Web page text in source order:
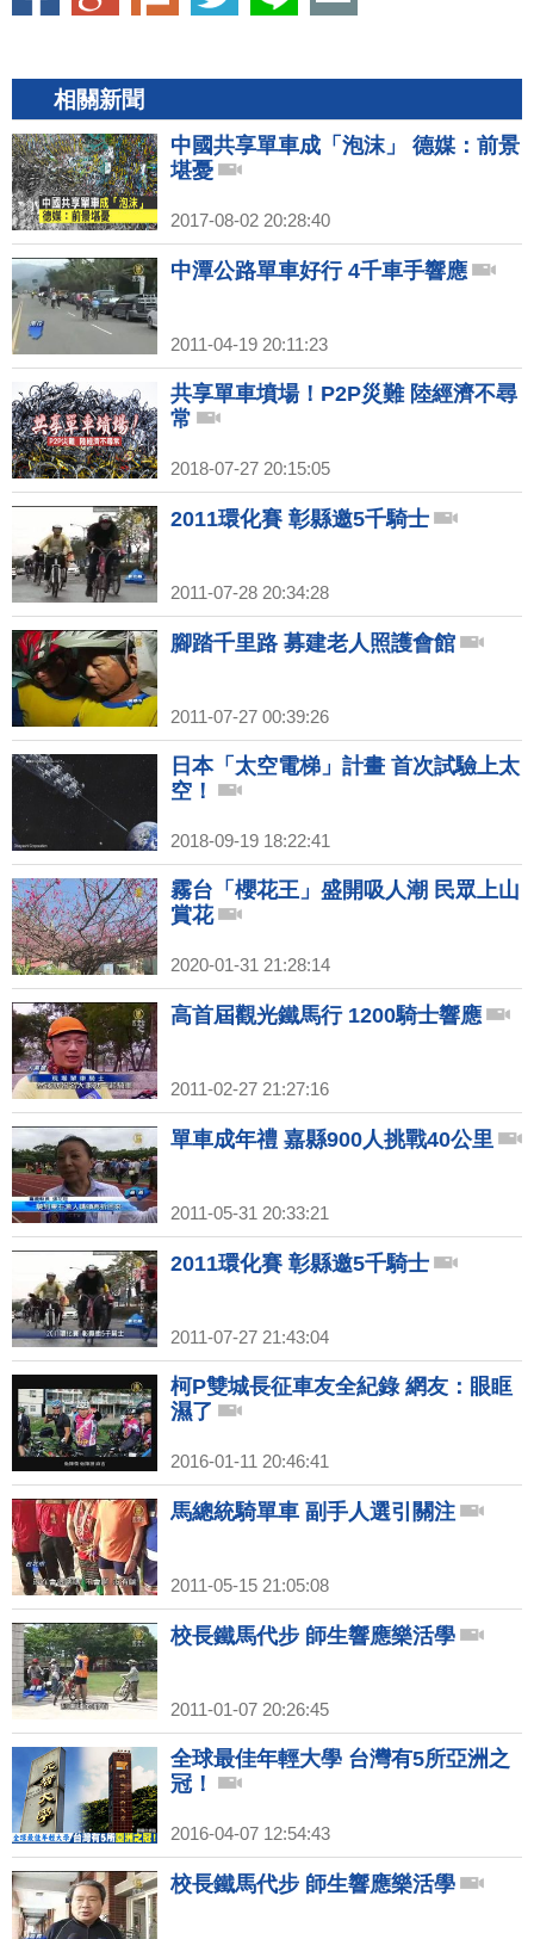
相關新聞
中國共享單車成「泡沫」 德媒：前景
堪憂
2017-08-02 20:28:40
中潭公路單車好行 4千車手響應
2011-04-19 20:11:23
共享單車墳場！P2P災難 陸經濟不尋
常
2018-07-27 20:15:05
2011環化賽 彰縣邀5千騎士
2011-07-28 20:34:28
腳踏千里路 募建老人照護會館
2011-07-27 00:39:26
日本「太空電梯」計畫 首次試驗上太
空！
2018-09-19 18:22:41
霧台「櫻花王」盛開吸人潮 民眾上山
賞花
2020-01-31 21:28:14
高首屆觀光鐵馬行 1200騎士響應
2011-02-27 21:27:16
單車成年禮 嘉縣900人挑戰40公里
2011-05-31 20:33:21
2011環化賽 彰縣邀5千騎士
2011-07-27 21:43:04
柯P雙城長征車友全紀錄 網友：眼眶
濕了
2016-01-11 20:46:41
馬總統騎單車 副手人選引關注
2011-05-15 21:05:08
校長鐵馬代步 師生響應樂活學
2011-01-07 20:26:45
全球最佳年輕大學 台灣有5所亞洲之
冠！
2016-04-07 12:54:43
校長鐵馬代步 師生響應樂活學